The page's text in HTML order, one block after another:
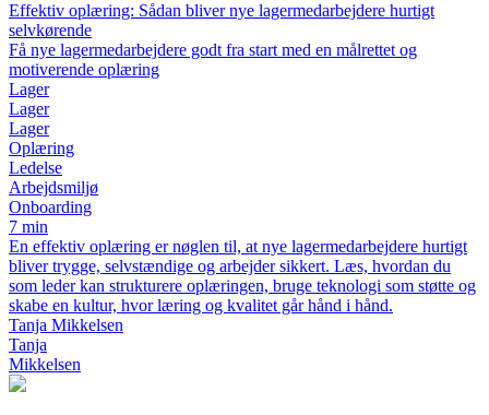
Effektiv oplæring: Sådan bliver nye lagermedarbejdere hurtigt
selvkørende
Få nye lagermedarbejdere godt fra start med en målrettet og
motiverende oplæring
Lager
Lager
Lager
Oplæring
Ledelse
Arbejdsmiljø
Onboarding
7 min
En effektiv oplæring er nøglen til, at nye lagermedarbejdere hurtigt
bliver trygge, selvstændige og arbejder sikkert. Læs, hvordan du
som leder kan strukturere oplæringen, bruge teknologi som støtte og
skabe en kultur, hvor læring og kvalitet går hånd i hånd.
Tanja Mikkelsen
Tanja
Mikkelsen